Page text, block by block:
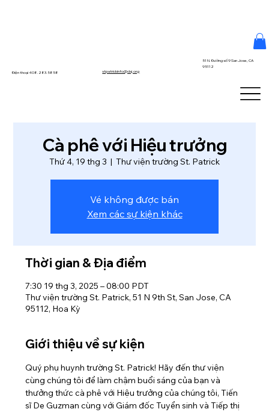
Điện thoại 408.283.5858 stpatrickinfo@dsj.org
51 N. Đường số 9 San Jose, CA
95112
Cà phê với Hiệu trưởng
Thứ 4, 19 thg 3
  |
Thư viện trường St. Patrick
Vé không được bán
Xem các sự kiện khác
Thời gian & Địa điểm
7:30 19 thg 3, 2025 – 08:00 PDT
Thư viện trường St. Patrick, 51 N 9th St, San Jose, CA
95112, Hoa Kỳ
Giới thiệu về sự kiện
Quý phụ huynh trường St. Patrick! Hãy đến thư viện
cùng chúng tôi để làm chậm buổi sáng của bạn và
thưởng thức cà phê với Hiệu trưởng của chúng tôi, Tiến
sĩ De Guzman cùng với Giám đốc Tuyển sinh và Tiếp thị